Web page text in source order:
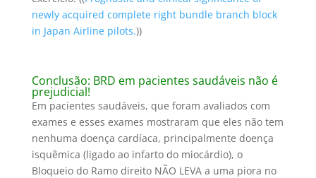
newly acquired complete right bundle branch block
in Japan Airline pilots.))
Conclusão: BRD em pacientes saudáveis não é
prejudicial!
Em pacientes saudáveis, que foram avaliados com
exames e esses exames mostraram que eles não tem
nenhuma doença cardíaca, principalmente doença
isquêmica (ligado ao infarto do miocárdio), o
Bloqueio do Ramo direito NÃO LEVA a uma piora no